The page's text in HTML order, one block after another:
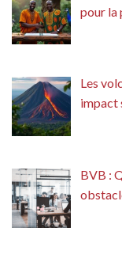
pour la
Les
impact
BVB :